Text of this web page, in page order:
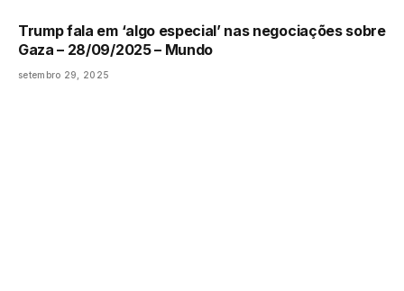
Trump fala em ‘algo especial’ nas negociações sobre
Gaza – 28/09/2025 – Mundo
setembro 29, 2025